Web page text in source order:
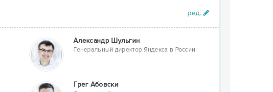
Александр Шульгин
Генеральный директор Яндекса в России
Грег Абовски